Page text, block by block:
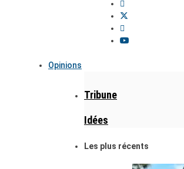
Opinions
Tribune
Idées
Les plus récents